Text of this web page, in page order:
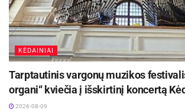
KĖDAINIAI
Tarptautinis vargonų muzikos
organi“ kviečia į išskirtinį koncertą
2026-08-09